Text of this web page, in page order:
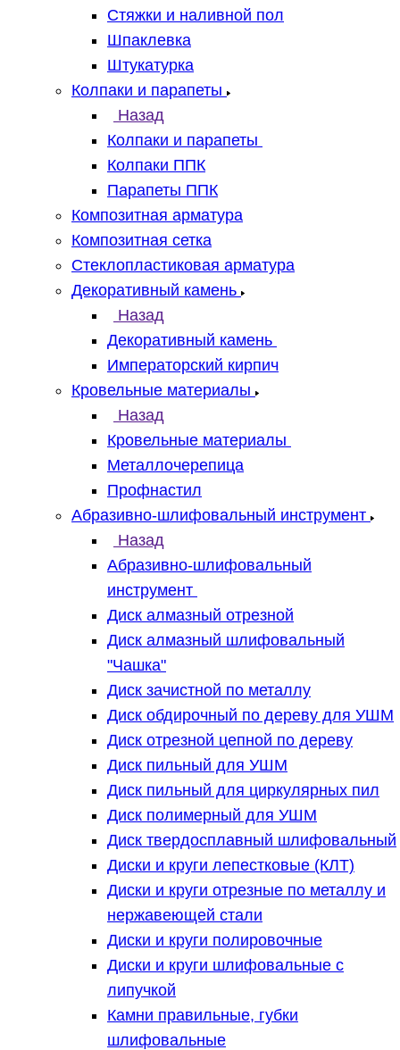
Стяжки и наливной пол
Шпаклевка
Штукатурка
Колпаки и парапеты
Назад
Колпаки и парапеты
Колпаки ППК
Парапеты ППК
Композитная арматура
Композитная сетка
Стеклопластиковая арматура
Декоративный камень
Назад
Декоративный камень
Императорский кирпич
Кровельные материалы
Назад
Кровельные материалы
Металлочерепица
Профнастил
Абразивно-шлифовальный инструмент
Назад
Абразивно-шлифовальный
инструмент
Диск алмазный отрезной
Диск алмазный шлифовальный
"Чашка"
Диск зачистной по металлу
Диск обдирочный по дереву для УШМ
Диск отрезной цепной по дереву
Диск пильный для УШМ
Диск пильный для циркулярных пил
Диск полимерный для УШМ
Диск твердосплавный шлифовальный
Диски и круги лепестковые (КЛТ)
Диски и круги отрезные по металлу и
нержавеющей стали
Диски и круги полировочные
Диски и круги шлифовальные с
липучкой
Камни правильные, губки
шлифовальные